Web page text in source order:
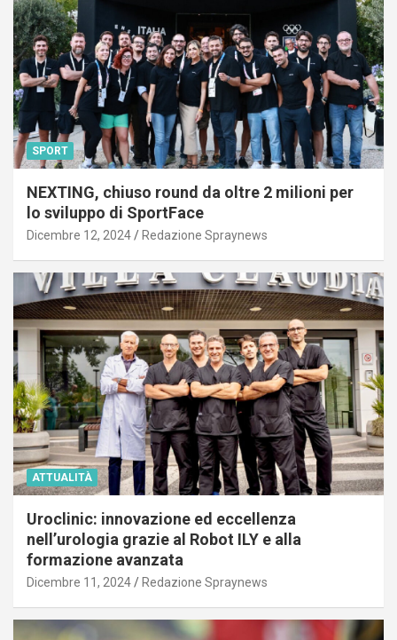
SPORT
NEXTING, chiuso round da oltre 2 milioni per
lo sviluppo di SportFace
Dicembre 12, 2024 Redazione Spraynews
ATTUALITÀ
Uroclinic: innovazione ed eccellenza
nell’urologia grazie al Robot ILY e alla
formazione avanzata
Dicembre 11, 2024 Redazione Spraynews